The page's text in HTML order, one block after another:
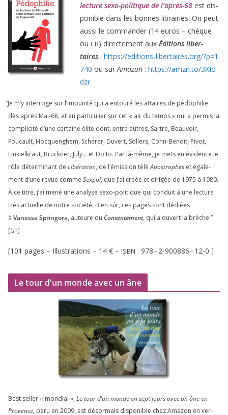
lec­ture sexo-poli­tique de l’après-68 est dis­
po­nible dans les bonnes librai­ries. On peut
aus­si le com­man­der (14 euros – chèque
ou CB) direc­te­ment aux Éditions liber­
taires : https://​edi​tions​-liber​taires​.org/​?​p​=​1
740 ou surAmazon : https://​amzn​.to/​3​X​I​o​
dzr
“Je m’y inter­roge sur l’impunité qui a entou­ré les affaires de pédo­phi­lie
dès après Mai-68, et en par­ti­cu­lier sur cet « air du temps » qui a per­mis la
com­pli­ci­té d’une cer­taine élite dont, entre autres, Sartre, Beauvoir,
Foucault, Hocquenghem, Schérer, Duvert, Sollers, Cohn-Bendit, Pivot,
Finkielkraut, Bruckner, July… et Dolto. Par là-même, je mets en évi­dence le
rôle déter­mi­nant de Libération, de l’émission téléApostrophes et éga­le­
ment d’une revue comme Sexpol, que j’ai créée et diri­gée de 1975 à 1980.
À ce titre, j’ai mené une ana­lyse sexo-poli­tique qui conduit à une lec­ture
très actuelle de notre socié­té. Bien sûr, ces pages sont dédiées
à Vanessa Springora, auteure du Consentement, qui a ouvert la brèche.”
[GP]
[101 pages – Illustrations – 14 € – ISBN : 978–2‑900886–12‑0 ]
Le tour d’un monde avec un âne
Best sel­ler « mon­dial », Le tour d’un monde en sept jours avec un âne en
Provence, paru en 2009, est désor­mais dis­po­nible chez Amazon en ver­